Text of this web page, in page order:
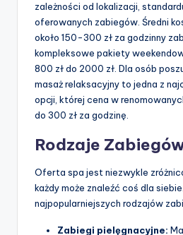
zależności od lokalizacji,
oferowanych zabiegów. Średni
około 150-300 zł za godzinny
kompleksowe pakiety
800 zł do 2000 zł. Dla osób
masaż relaksacyjny to jedna z
opcji, której cena w
do 300 zł za godzinę.
Rodzaje
Oferta spa jest niezwykle
każdy może znaleźć coś dla
najpopularniejszych rodzajów
Zabiegi pielęgnacyjne: